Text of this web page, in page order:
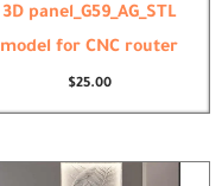
3D panel_G59_AG_STL
model for CNC router
$25.00